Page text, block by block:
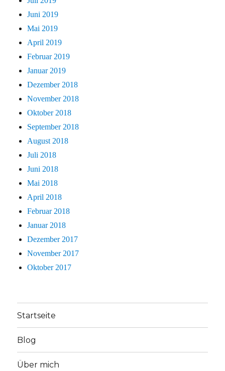
Juni 2019
Mai 2019
April 2019
Februar 2019
Januar 2019
Dezember 2018
November 2018
Oktober 2018
September 2018
August 2018
Juli 2018
Juni 2018
Mai 2018
April 2018
Februar 2018
Januar 2018
Dezember 2017
November 2017
Oktober 2017
Startseite
Blog
Über mich